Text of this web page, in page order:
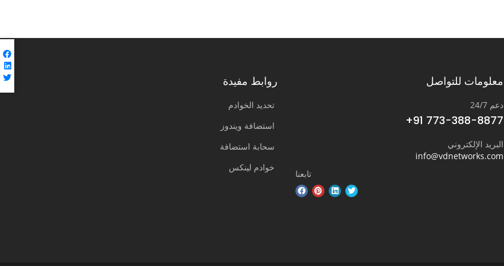
معلومات للتواصل
دعم 24/7
+91 773-388-8877
البريد الإلكتروني
info@vdnetworks.com
تابعنا
روابط مفيدة
تحديد الخوادم
استضافة ويندوز
سحابة استضافة
خوادم لينكس